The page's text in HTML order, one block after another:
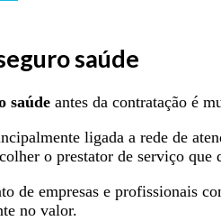
saúde
saúde antes da contratação é
ligada a rede de
o prestator de serviço que
de empresas e profissionais
no valor.